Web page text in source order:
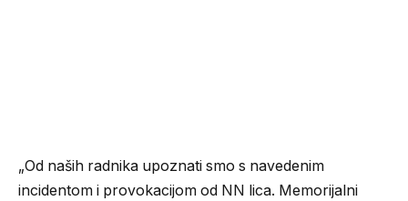
„Od naših radnika upoznati smo s navedenim
incidentom i provokacijom od NN lica. Memorijalni